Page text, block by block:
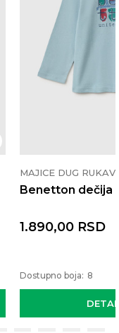
MAJICE DUG RUKAV
Benetton dečija
1.890,00 RSD
Dostupno boja: 8